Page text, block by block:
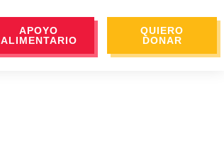
APOYO
ALIMENTARIO
QUIERO
DONAR